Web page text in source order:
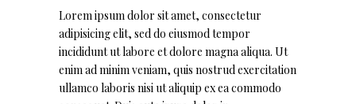
Lorem ipsum dolor sit amet, consectetur
adipisicing elit, sed do eiusmod tempor
incididunt ut labore et dolore magna aliqua. Ut
enim ad minim veniam, quis nostrud exercitation
ullamco laboris nisi ut aliquip ex ea commodo